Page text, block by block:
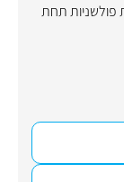
פולשניות תחת